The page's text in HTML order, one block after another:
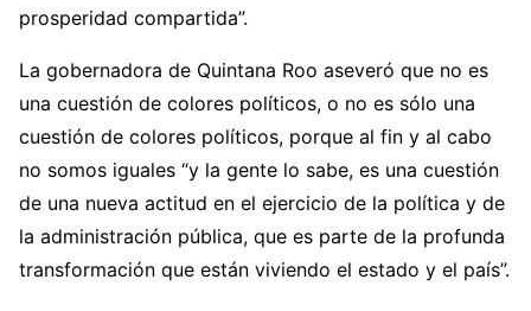
prosperidad compartida”.
La gobernadora de Quintana Roo aseveró que no es
una cuestión de colores políticos, o no es sólo una
cuestión de colores políticos, porque al fin y al cabo
no somos iguales “y la gente lo sabe, es una cuestión
de una nueva actitud en el ejercicio de la política y de
la administración pública, que es parte de la profunda
transformación que están viviendo el estado y el país”.